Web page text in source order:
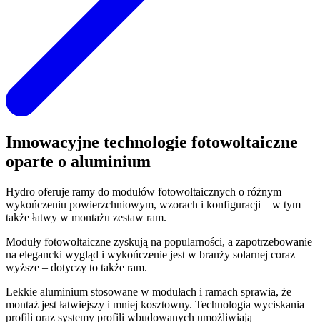
Innowacyjne technologie fotowoltaiczne
oparte o aluminium
Hydro oferuje ramy do modułów fotowoltaicznych o różnym
wykończeniu powierzchniowym, wzorach i konfiguracji – w tym
także łatwy w montażu zestaw ram.
Moduły fotowoltaiczne zyskują na popularności, a zapotrzebowanie
na elegancki wygląd i wykończenie jest w branży solarnej coraz
wyższe – dotyczy to także ram.
Lekkie aluminium stosowane w modułach i ramach sprawia, że
montaż jest łatwiejszy i mniej kosztowny. Technologia wyciskania
profili oraz systemy profili wbudowanych umożliwiają